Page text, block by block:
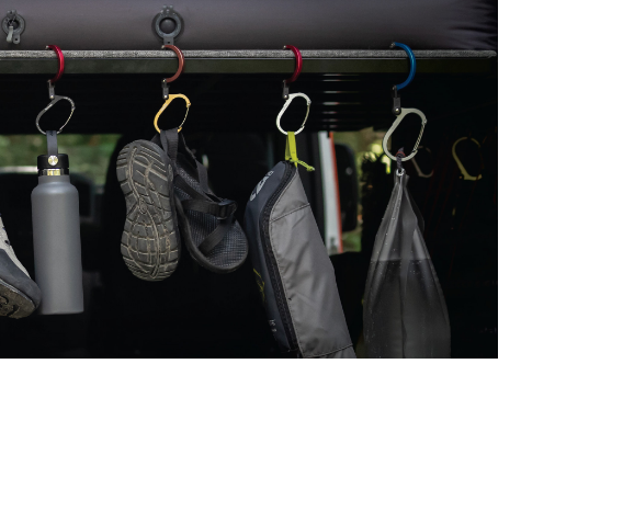
交易，需依本服務之必要範圍內提供個人資料，並將交易相關給付款項請
求債權轉讓予恩沛科技股份有限公司。
２．關於個人資料處理事宜，請瀏覽以下網址：
https://aftee.tw/terms/#terms3
３．未成年的使用者請事先徵得法定代理人或監護人之同意方可使用
「AFTEE先享後付」，若未經同意申辦者引起之損失，本公司不負相關責
任。
４．使用「AFTEE先享後付」時，將依據個別帳號之用戶狀況，依本公司
即時審查核予不同之上限額度；若仍有額度不足之情形，本公司將視審查
結果請求用戶進行身份認證。
５．嚴禁一人註冊多個帳號或使用他人資訊註冊。若發現惡意使用之情
形，恩沛科技股份有限公司將有權停止該用戶之使用額度並採取法律行
動。